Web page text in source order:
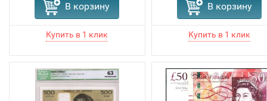
В корзину В корзину